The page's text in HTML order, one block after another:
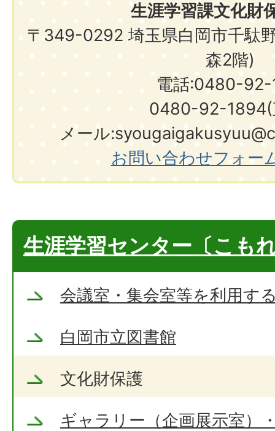
生涯学習課文化財
〒349-0292 埼玉県白岡市千駄
森2階)
電話:0480-92-
0480-92-1894(
メール
お問い合わせフォー
生涯学習センター〔こも
会議室・集会室等を利用す
白岡市立図書館
文化財保護
ギャラリー（企画展示室）